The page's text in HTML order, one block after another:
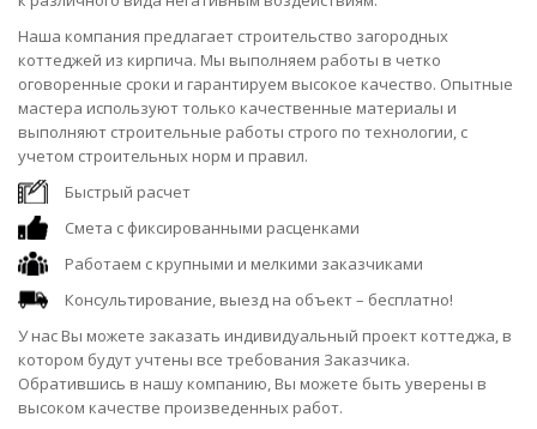
Наша компания предлагает строительство загородных
коттеджей из кирпича. Мы выполняем работы в четко
оговоренные сроки и гарантируем высокое качество. Опытные
мастера используют только качественные материалы и
выполняют строительные работы строго по технологии, с
учетом строительных норм и правил.
Быстрый расчет
Смета с фиксированными расценками
Работаем с крупными и мелкими заказчиками
Консультирование, выезд на объект – бесплатно!
У нас Вы можете заказать индивидуальный проект коттеджа, в
котором будут учтены все требования Заказчика.
Обратившись в нашу компанию, Вы можете быть уверены в
высоком качестве произведенных работ.